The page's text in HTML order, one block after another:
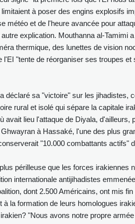
à poser des engins explosifs
météo et de l'heure avancée pour
explication. Mouthanna al-Tamimi
thermique, des lunettes de vision
l'EI "tente de réorganiser ses troupes
déclaré sa "victoire" sur les jihadistes,
rural et isolé qui sépare la capitale
avait lieu l'attaque de Diyala, d'ailleurs,
à Hassaké, l'une des plus
"10.000 combattants actifs"
périlleuse que les forces irakiennes
internationale antijihadistes
dont 2.500 Américains, ont mis
à la formation de leurs homologues
"Nous avons notre propre